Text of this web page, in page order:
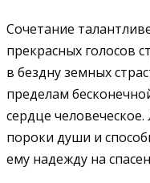
Сочетание
прекрасных голосов
в бездну земных
пределам
сердце
пороки души и
ему надежду на